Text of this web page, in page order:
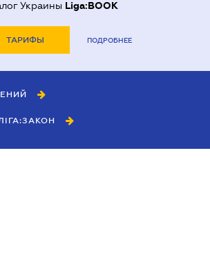
Украины Liga:BOOK
ТАРИФЫ ПОДРОБНЕЕ